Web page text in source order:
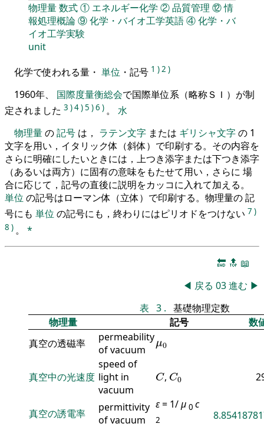
物理量数式① エネルギー化学 ②品質管理 ⑫情
報処理概論⑨化学・バイオ工学英語④化学・バ
イオ工学実験
unit
化学で使われる量・ 単位 ・記号 1 ) 2 )
1960年、 国際度量衡総会で国際単位系（略称ＳＩ）が制
定されました 3 )4)5 )6 ) 。 水
物理量の記号 は， ラテン文字 または ギリシャ文字の 1
文字を用い，イタリック体（斜体）で印刷する。その内容を
さらに明確にしたいときには，上つき添字または下つき添字
（あるいは両方）に固有の意味をもたせて用い，さらに 場
合に応じて，記号の直後に説明をカッコに入れて加える。
単位 の記号はローマン体（立体）で印刷する。物理量の 記
号にも 単位の記号にも，終わりにはピリオドをつけない 7 )
8 ) 。 *
🔚 🔝 📖
◀ 戻る 03進む ▶
表 3 . 基礎物理定数
物理量
記号
数
真空の透磁率
permeability
of vacuum
μ0
μ0
真空中の光速度
speed of
light in
vacuum
C
C, C0
C0
真空の誘電率
permittivity
of vacuum
ε= 1/μ 0 c
2